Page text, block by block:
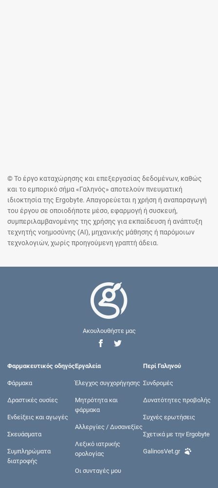
© Το έργο καταχώρησης και επεξεργασίας δεδομένων, καθώς
και το εμπορικό σήμα «Γαληνός» αποτελούν πνευματική
ιδιοκτησία της Ergobyte. Απαγορεύεται η χρήση ή αναπαραγωγή
του έργου σε οποιοδήποτε μέσο, εφαρμογή ή συσκευή,
συμπεριλαμβανομένης της χρήσης για εκπαίδευση ή ανάπτυξη
τεχνητής νοημοσύνης (AI), μηχανικής μάθησης ή παρόμοιων
τεχνολογιών, χωρίς προηγούμενη γραπτή άδεια.
Ακουλουθήστε μας
Φαρμακευτικός οδηγός
Φάρμακα
Δραστικές ουσίες
Ενδείξεις και αγωγές
Σκευάσματα
Συμπληρώματα
διατροφής
Εργαλεία
Έλεγχος συγχορήγησης
Μητρότητα και
φάρμακα
Αλλεργίες / Δυσανεξίες
Λεξικό ιατρικής
ορολογίας
Οι συνταγές μου
Περί Γαληνού
Συνδρομές
Δυνατότητες προβολής
Συχνές ερωτήσεις
Σχετικά με την Ergobyte
GalinosVet.gr